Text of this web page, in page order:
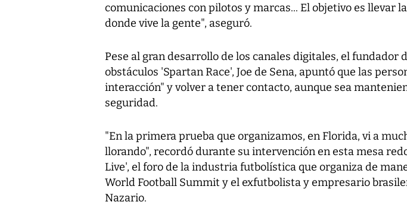
comunicaciones con pilotos y marcas... El objetivo es llevar
donde vive la gente", aseguró.
Pese al gran desarrollo de los canales digitales, el fundador
obstáculos 'Spartan Race', Joe de Sena, apuntó que las
interacción" y volver a tener contacto, aunque sea
seguridad.
"En la primera prueba que organizamos, en Florida, vi a
llorando", recordó durante su intervención en esta mesa
Live', el foro de la industria futbolística que organiza de
World Football Summit y el exfutbolista y empresario
Nazario.